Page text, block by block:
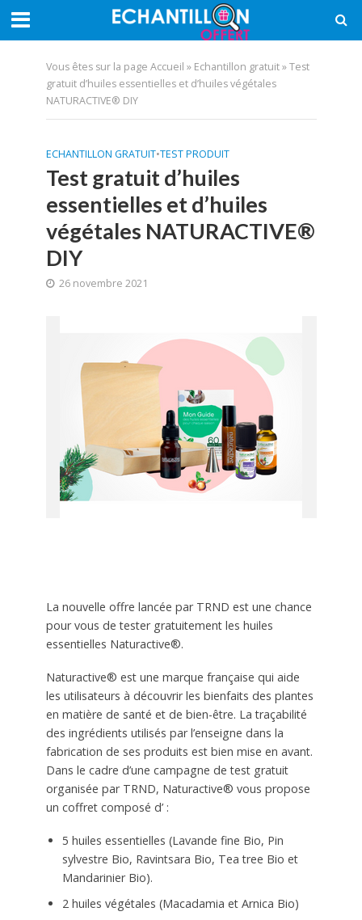
Vous êtes sur la page Accueil » Echantillon gratuit»Test
gratuit d’huiles essentielles et d’huiles végétales
NATURACTIVE® DIY
ECHANTILLON GRATUIT•TEST PRODUIT
Test gratuit d’huiles
essentielles et d’huiles
végétales NATURACTIVE®
DIY
26 novembre 2021
La nouvelle offre lancée par TRND est une chance
pour vous de tester gratuitement les huiles
essentielles Naturactive®.
Naturactive® est une marque française qui aide
les utilisateurs à découvrir les bienfaits des plantes
en matière de santé et de bien-être. La traçabilité
des ingrédients utilisés par l’enseigne dans la
fabrication de ses produits est bien mise en avant.
Dans le cadre d’une campagne de test gratuit
organisée par TRND, Naturactive® vous propose
un coffret composé d’ :
5 huiles essentielles (Lavande fine Bio, Pin
sylvestre Bio, Ravintsara Bio, Tea tree Bio et
Mandarinier Bio).
2 huiles végétales (Macadamia et Arnica Bio)